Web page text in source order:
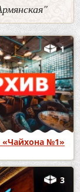
1
«Чайхона №1»
3